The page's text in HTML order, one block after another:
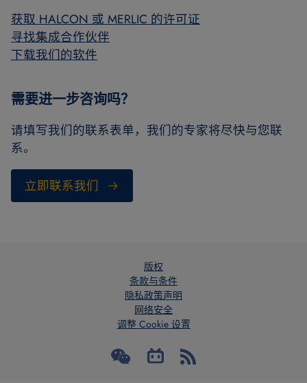
获取 HALCON 或 MERLIC 的许可证
寻找集成合作伙伴
下载我们的软件
需要进一步咨询吗？
请填写我们的联系表单，我们的专家将尽快与您联
系。
立即联系我们
版权
条款与条件
隐私政策声明
网络安全
调整 Cookie 设置